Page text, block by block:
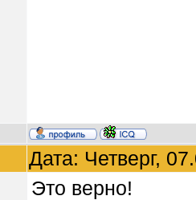
Дата: Четверг,
Это верно!